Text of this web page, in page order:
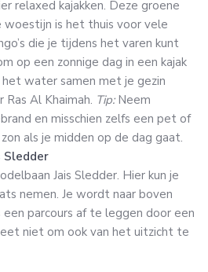
relaxed kajakken. Deze groene
woestijn is het thuis voor vele
die je tijdens het varen kunt
op een zonnige dag in een kajak
water samen met je gezin
Al Khaimah. Tip:Neem
en misschien zelfs een pet of
als je midden op de dag gaat.
Sledder
Jais Sledder. Hier kun je
nemen. Je wordt naar boven
parcours af te leggen door een
niet om ook van het uitzicht te